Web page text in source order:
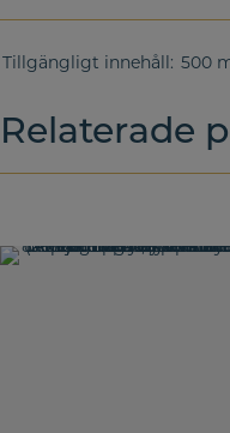
Tillgängligt innehåll 500
Relaterade